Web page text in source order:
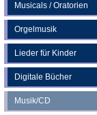
Musicals / Oratorien
Orgelmusik
Lieder für Kinder
Digitale Bücher
Musik/CD